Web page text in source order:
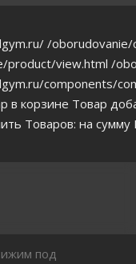
/
product/view.html /
components/
в корзине Товар
Товаров: на сумму
под